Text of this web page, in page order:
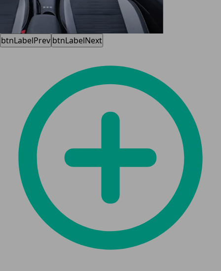
btnLabelPrev btnLabelNext